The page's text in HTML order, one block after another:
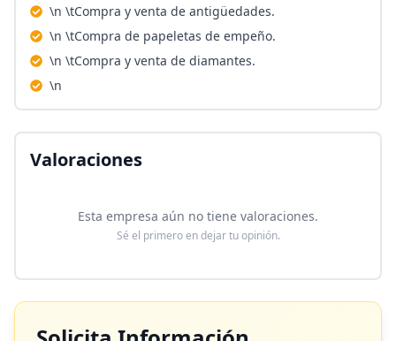
\n \tCompra y venta de antigüedades.
\n \tCompra de papeletas de empeño.
\n \tCompra y venta de diamantes.
\n
Valoraciones
Esta empresa aún no tiene valoraciones.
Sé el primero en dejar tu opinión.